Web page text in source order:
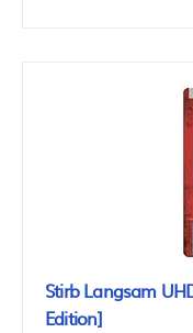
Stirb Langsam
Edition]